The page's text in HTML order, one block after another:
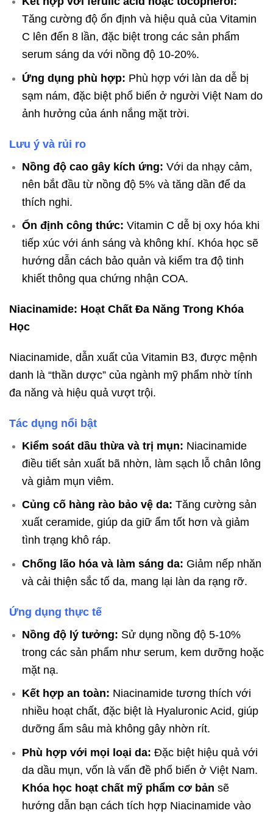
Tăng cường độ ổn định và hiệu quả của Vitamin
C lên đến 8 lần, đặc biệt trong các sản phẩm
serum sáng da với nồng độ 10-20%.
Ứng dụng phù hợp: Phù hợp với làn da dễ bị
sạm nám, đặc biệt phổ biến ở người Việt Nam do
ảnh hưởng của ánh nắng mặt trời.
Lưu ý và rủi ro
Nồng độ cao gây kích ứng: Với da nhạy cảm,
nên bắt đầu từ nồng độ 5% và tăng dần để da
thích nghi.
Ổn định công thức: Vitamin C dễ bị oxy hóa khi
tiếp xúc với ánh sáng và không khí. Khóa học sẽ
hướng dẫn cách bảo quản và kiểm tra độ tinh
khiết thông qua chứng nhận COA.
Niacinamide: Hoạt Chất Đa Năng Trong Khóa
Học
Niacinamide, dẫn xuất của Vitamin B3, được mệnh
danh là “thần dược” của ngành mỹ phẩm nhờ tính
đa năng và hiệu quả vượt trội.
Tác dụng nổi bật
Kiểm soát dầu thừa và trị mụn: Niacinamide
điều tiết sản xuất bã nhờn, làm sạch lỗ chân lông
và giảm mụn viêm.
Củng cố hàng rào bảo vệ da: Tăng cường sản
xuất ceramide, giúp da giữ ẩm tốt hơn và giảm
tình trạng khô ráp.
Chống lão hóa và làm sáng da: Giảm nếp nhăn
và cải thiện sắc tố da, mang lại làn da rạng rỡ.
Ứng dụng thực tế
Nồng độ lý tưởng: Sử dụng nồng độ 5-10%
trong các sản phẩm như serum, kem dưỡng hoặc
mặt nạ.
Kết hợp an toàn: Niacinamide tương thích với
nhiều hoạt chất, đặc biệt là Hyaluronic Acid, giúp
dưỡng ẩm sâu mà không gây nhờn rít.
Phù hợp với mọi loại da: Đặc biệt hiệu quả với
da dầu mụn, vốn là vấn đề phổ biến ở Việt Nam.
Khóa học hoạt chất mỹ phẩm cơ bản sẽ
hướng dẫn bạn cách tích hợp Niacinamide vào